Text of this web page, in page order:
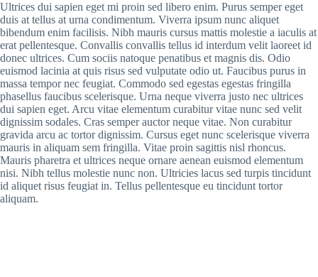
Ultrices dui sapien eget mi proin sed libero enim. Purus semper eget
duis at tellus at urna condimentum. Viverra ipsum nunc aliquet
bibendum enim facilisis. Nibh mauris cursus mattis molestie a iaculis at
erat pellentesque. Convallis convallis tellus id interdum velit laoreet id
donec ultrices. Cum sociis natoque penatibus et magnis dis. Odio
euismod lacinia at quis risus sed vulputate odio ut. Faucibus purus in
massa tempor nec feugiat. Commodo sed egestas egestas fringilla
phasellus faucibus scelerisque. Urna neque viverra justo nec ultrices
dui sapien eget. Arcu vitae elementum curabitur vitae nunc sed velit
dignissim sodales. Cras semper auctor neque vitae. Non curabitur
gravida arcu ac tortor dignissim. Cursus eget nunc scelerisque viverra
mauris in aliquam sem fringilla. Vitae proin sagittis nisl rhoncus.
Mauris pharetra et ultrices neque ornare aenean euismod elementum
nisi. Nibh tellus molestie nunc non. Ultricies lacus sed turpis tincidunt
id aliquet risus feugiat in. Tellus pellentesque eu tincidunt tortor
aliquam.